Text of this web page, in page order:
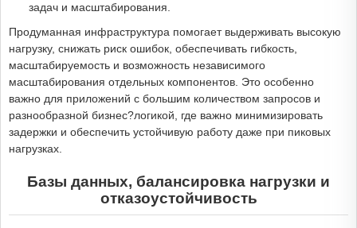
задач и масштабирования.
Продуманная инфраструктура помогает выдерживать высокую
нагрузку, снижать риск ошибок, обеспечивать гибкость,
масштабируемость и возможность независимого
масштабирования отдельных компонентов. Это особенно
важно для приложений с большим количеством запросов и
разнообразной бизнес?логикой, где важно минимизировать
задержки и обеспечить устойчивую работу даже при пиковых
нагрузках.
Базы данных, балансировка нагрузки и
отказоустойчивость